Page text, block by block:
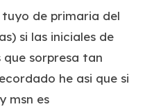
de primaria del
si las iniciales de
que sorpresa tan
he asi que si
msn es